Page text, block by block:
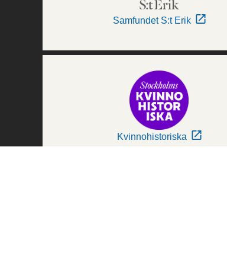
Samfundet S:t Erik
Kvinnohistoriska